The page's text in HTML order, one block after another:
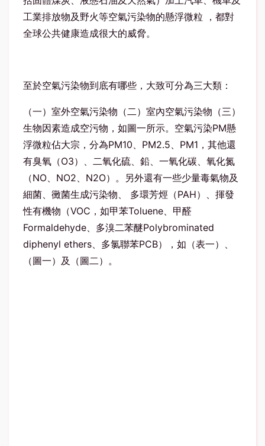
工業排放物及野火等空氣污染物的懸浮微粒 ，都對
全球公共健康造成很大的威脅。
至於空氣污染物到底有哪些，大致可分為三大類：
（一）室外空氣污染物（二）室內空氣污染物（三）
生物因素造成空污物，如圖一所示。空氣污染PM懸
浮微粒佔大宗，分為PM10、PM2.5、PM1，其他還
有臭氧（O3）、二氧化硫、鉛、一氧化碳、氧化氮
（NO、NO2、N2O）。另外還有一些少量毒氣物及
細菌、黴菌生成污染物、 多環芳烴（PAH）、揮發
性有機物（VOC，如甲苯Toluene、甲醛
Formaldehyde、多溴二苯醚Polybrominated
diphenyl ethers、多氯聯苯PCB），如（表一）、
（圖一）及（圖二）。